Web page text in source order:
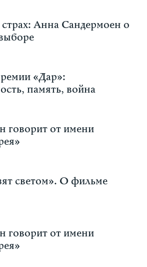
страх: Анна Сандермоен о
«Дар»:
память, война
говорит от имени
светом». О фильме
говорит от имени